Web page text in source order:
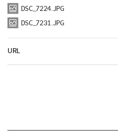
DSC_7224.JPG
DSC_7231.JPG
URL